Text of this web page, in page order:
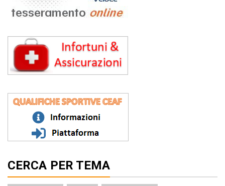
CERCA PER TEMA